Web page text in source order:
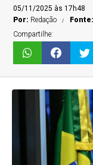
05/11/2025 às 17h48
Por: Redação
Compartilhe: